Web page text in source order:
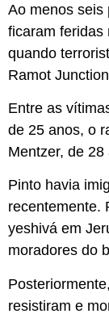
Ao menos seis
ficaram feridas
quando
Ramot
Entre as
de 25 anos, o
Mentzer, de
Pinto havia
recentemente.
yeshivá em
moradores do
resistiram e